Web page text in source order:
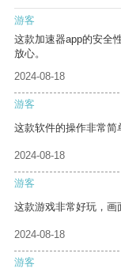
游客
这款加速器app的安全
放心。
2024-08-18
游客
这款软件的操作非常简
2024-08-18
游客
这款游戏非常好玩，画
2024-08-18
游客